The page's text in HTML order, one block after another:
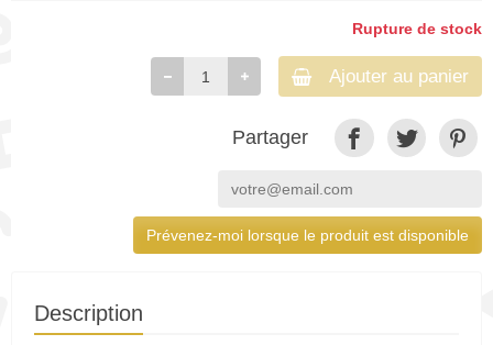
Rupture de stock
Ajouter au panier
Partager
Prévenez-moi lorsque le produit est disponible
Description